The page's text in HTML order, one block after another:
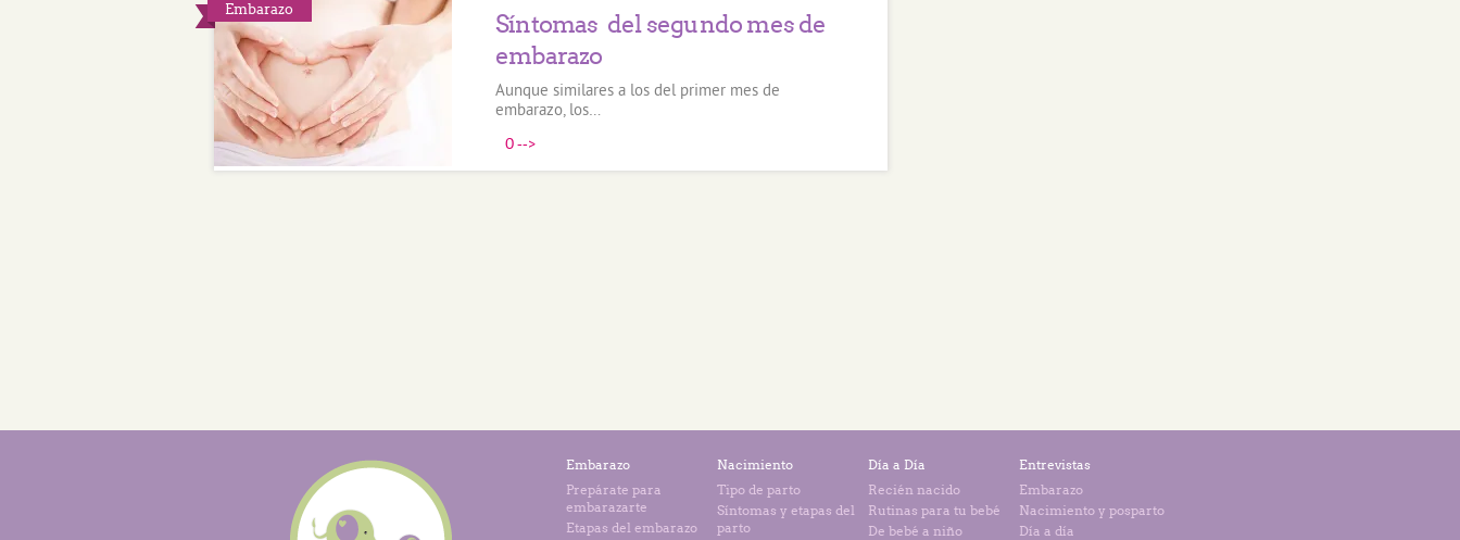
Embarazo
Síntomas del segundo mes de
embarazo
Aunque similares a los del primer mes de
embarazo, los…
0 -->
Embarazo
Prepárate para
embarazarte
Etapas del embarazo
Nacimiento
Tipo de parto
Síntomas y etapas del
parto
Día a Día
Recién nacido
Rutinas para tu bebé
De bebé a niño
Entrevistas
Embarazo
Nacimiento y posparto
Día a día